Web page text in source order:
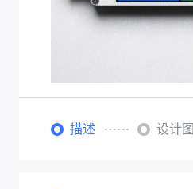
描述 设计图